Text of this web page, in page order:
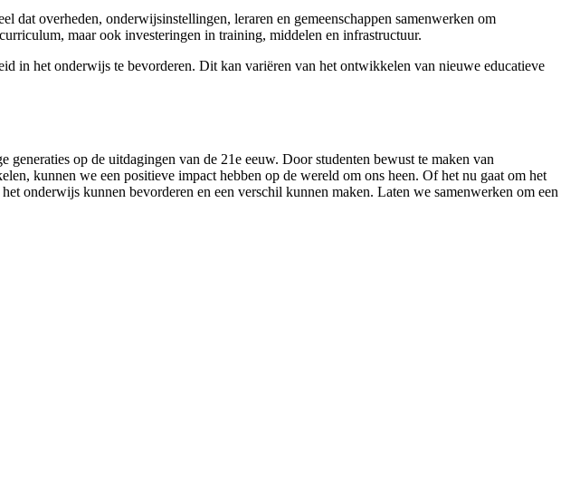
dat overheden, onderwijsinstellingen, leraren en gemeenschappen samenwerken om
maar ook investeringen in training, middelen en infrastructuur.
in het onderwijs te bevorderen. Dit kan variëren van het ontwikkelen van nieuwe educatieve
op de uitdagingen van de 21e eeuw. Door studenten bewust te maken van
kunnen we een positieve impact hebben op de wereld om ons heen. Of het nu gaat om het
onderwijs kunnen bevorderen en een verschil kunnen maken. Laten we samenwerken om een